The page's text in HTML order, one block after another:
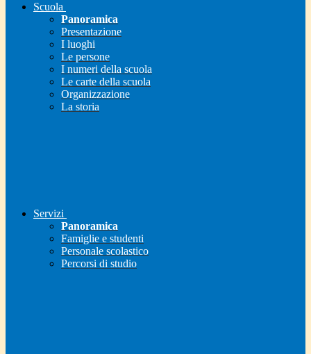
Scuola
Panoramica
Presentazione
I luoghi
Le persone
I numeri della scuola
Le carte della scuola
Organizzazione
La storia
Servizi
Panoramica
Famiglie e studenti
Personale scolastico
Percorsi di studio